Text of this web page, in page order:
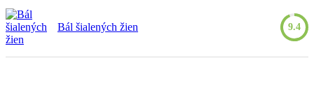
Bál šialených žien 9.4